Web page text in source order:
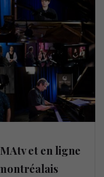
et en ligne